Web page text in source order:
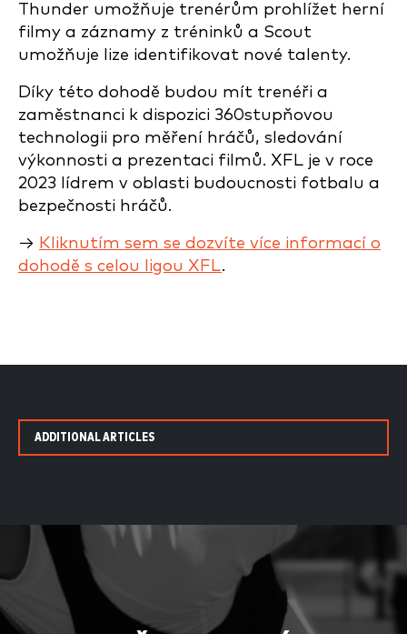
Thunder umožňuje trenérům prohlížet herní
filmy a záznamy z tréninků a Scout
umožňuje lize identifikovat nové talenty.
Díky této dohodě budou mít trenéři a
zaměstnanci k dispozici 360stupňovou
technologii pro měření hráčů, sledování
výkonnosti a prezentaci filmů. XFL je v roce
2023 lídrem v oblasti budoucnosti fotbalu a
bezpečnosti hráčů.
→ Kliknutím sem se dozvíte více informací o
dohodě s celou ligou XFL.
ADDITIONAL ARTICLES